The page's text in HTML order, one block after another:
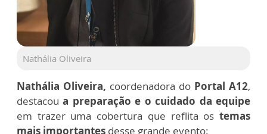
Nathália Oliveira
Nathália Oliveira, coordenadora do Portal A12,
destacoua preparação e o cuidado da equipe
em trazer uma cobertura que reflita os temas
mais importantes desse grande evento: